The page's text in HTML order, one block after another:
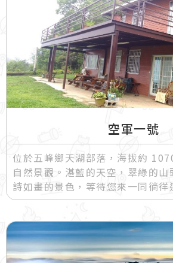
空軍一號
位於五峰鄉天湖部落，海拔約
自然景觀。湛藍的天空，翠綠的山
詩如畫的景色，等待您來一同徜徉